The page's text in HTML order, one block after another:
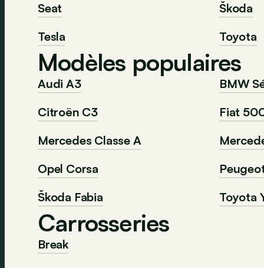
Seat
Škoda
Tesla
Toyota
Modèles populaires
Audi A3 BMW
Citroën C3
Fiat
Mercedes Classe A
Opel Corsa
Škoda Fabia
Toyota
Carrosseries
Break